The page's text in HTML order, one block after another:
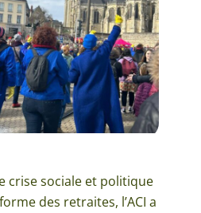
crise sociale et politique
des retraites, l’ACI a